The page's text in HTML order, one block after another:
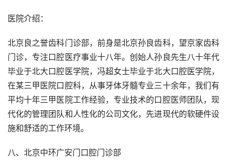
医院介绍：
北京良之誉齿科门诊部，前身是北京孙良齿科，望京家齿科
门诊，专注口腔医疗事业十八年。创始人孙良先生八十年代
毕业于北大口腔医学院，冯超女士毕业于北大口腔医学院，
在某三甲医院口腔科，从事牙体牙髓专业三十余年，我们有
平均十年三甲医院工作经验，专业技术的口腔医师团队，现
代化的管理团队和人性化的公司文化，先进现代的软硬件设
施和舒适的工作环境。
八、北京中环广安门口腔门诊部